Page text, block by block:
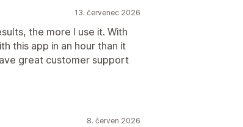
13. červenec 2026
the more I use it. With
this app in an hour than it
great customer support
8. červen 2026